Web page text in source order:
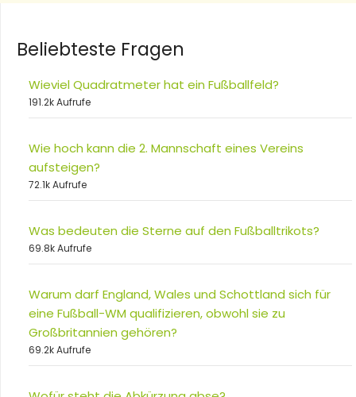
Beliebteste Fragen
Wieviel Quadratmeter hat ein Fußballfeld?
191.2k Aufrufe
Wie hoch kann die 2. Mannschaft eines Vereins
aufsteigen?
72.1k Aufrufe
Was bedeuten die Sterne auf den Fußballtrikots?
69.8k Aufrufe
Warum darf England, Wales und Schottland sich für
eine Fußball-WM qualifizieren, obwohl sie zu
Großbritannien gehören?
69.2k Aufrufe